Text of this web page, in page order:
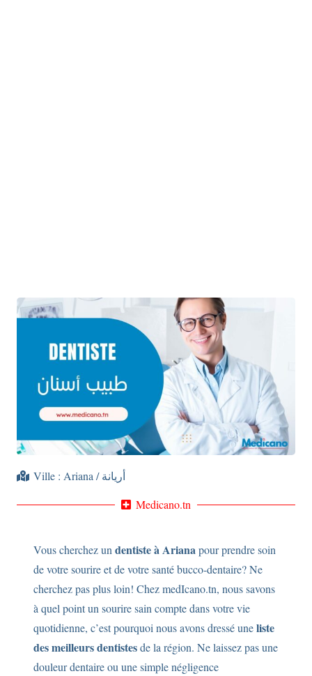
Ville :
Ariana / أريانة
Medicano.tn
Vous cherchez un dentiste à Arianapour prendre soin
de votre sourire et de votre santé bucco-dentaire? Ne
cherchez pas plus loin! Chez medIcano.tn, nous savons
à quel point un sourire sain compte dans votre vie
quotidienne, c’est pourquoi nous avons dressé uneliste
des meilleurs dentistesde la région. Ne laissez pas une
douleur dentaire ou une simple négligence